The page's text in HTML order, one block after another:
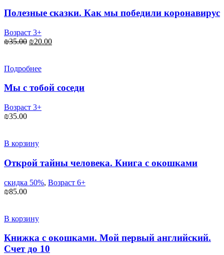
Полезные сказки. Как мы победили коронавирус
Возраст 3+
₪35.00 ₪20.00
Подробнее
Мы с тобой соседи
Возраст 3+
₪35.00
В корзину
Открой тайны человека. Книга с окошками
скидка 50%, Возраст 6+
₪85.00
В корзину
Книжка с окошками. Мой первый английский.
Счет до 10